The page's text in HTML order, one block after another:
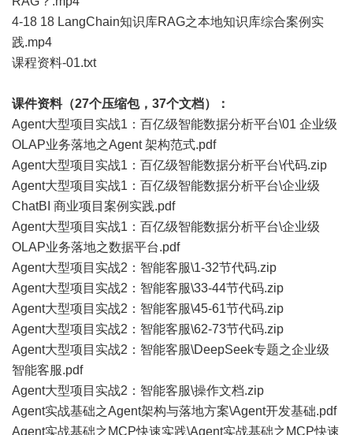
4-18 18 LangChain知识库RAG之本地知识库综合案例实
践.mp4
课程资料-01.txt
课件资料（27个压缩包，37个文档）：
Agent大型项目实战1：百亿级智能数据分析平台\01 企业级
OLAP业务落地之Agent 架构范式.pdf
Agent大型项目实战1：百亿级智能数据分析平台\代码.zip
Agent大型项目实战1：百亿级智能数据分析平台\企业级
ChatBI 商业项目案例实践.pdf
Agent大型项目实战1：百亿级智能数据分析平台\企业级
OLAP业务落地之数据平台.pdf
Agent大型项目实战2：智能客服\1-32节代码.zip
Agent大型项目实战2：智能客服\33-44节代码.zip
Agent大型项目实战2：智能客服\45-61节代码.zip
Agent大型项目实战2：智能客服\62-73节代码.zip
Agent大型项目实战2：智能客服\DeepSeek专题之企业级
智能客服.pdf
Agent大型项目实战2：智能客服\操作文档.zip
Agent实战基础之Agent架构与落地方案\Agent开发基础.pdf
Agent实战基础之MCP快速实践\Agent实战基础之MCP快速